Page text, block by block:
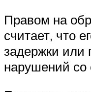
Правом на
считает, что
задержки или
нарушений со